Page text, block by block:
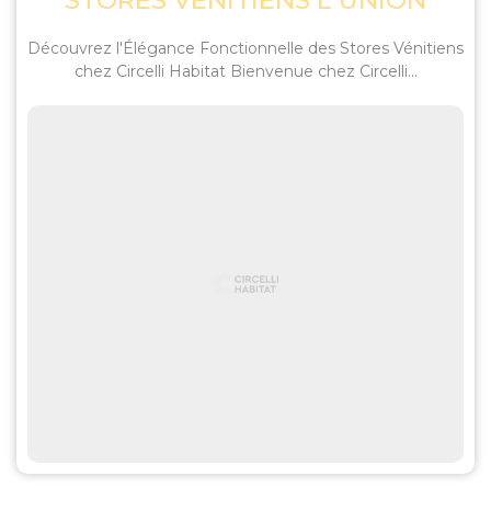
Découvrez l'Élégance Fonctionnelle des Stores Vénitiens
chez Circelli Habitat Bienvenue chez Circelli...